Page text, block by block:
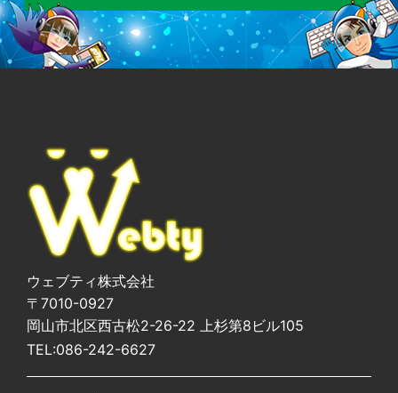
ウェブティ株式会社
〒7010-0927
岡山市北区西古松2-26-22 上杉第8ビル105
TEL:086-242-6627